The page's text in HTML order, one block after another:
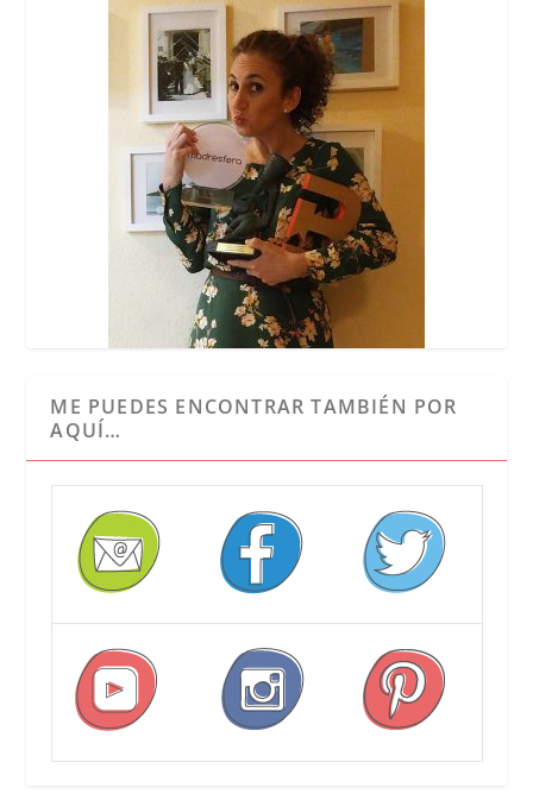
ME PUEDES ENCONTRAR TAMBIÉN POR
AQUÍ…